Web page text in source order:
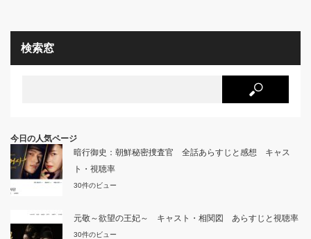
検索窓
今日の人気ページ
暗行御史：朝鮮秘密捜査官 全話あらすじと感想 キャス
ト・視聴率
30件のビュー
元敬～欲望の王妃～ キャスト・相関図 あらすじと視聴率
30件のビュー